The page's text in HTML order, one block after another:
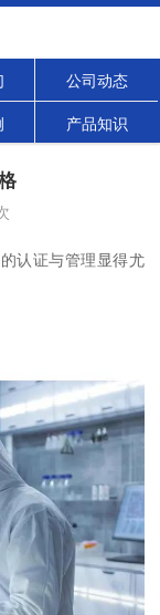
公司动态
产品知识
认证与管理显得尤